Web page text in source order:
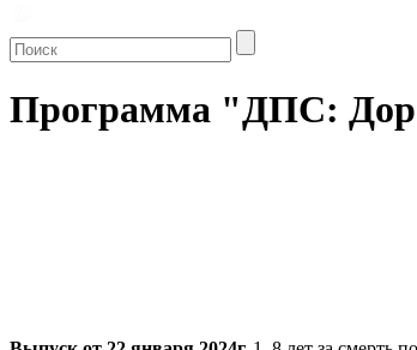
Программа "ДПС: